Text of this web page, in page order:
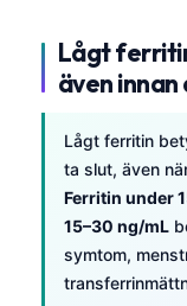
Lågt
även innan
Lågt ferritin
ta slut, även
Ferritin under
15–30 ng/mL
symtom,